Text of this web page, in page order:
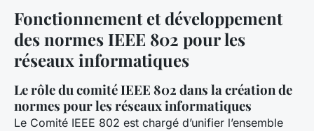
Fonctionnement et développement
des normes IEEE 802 pour les
réseaux informatiques
Le rôle du comité IEEE 802 dans la création de
normes pour les réseaux informatiques
Le Comité IEEE 802 est chargé d’unifier l’ensemble